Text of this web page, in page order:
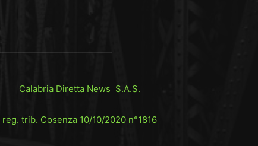
Calabria Diretta News S.A.S.
reg. trib. Cosenza 10/10/2020 n°1816